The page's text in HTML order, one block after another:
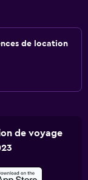
de location
de voyage